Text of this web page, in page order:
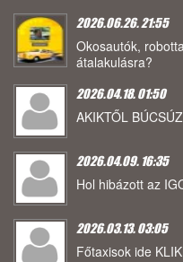
2026.06.26. 21:55
Okosautók,
átalakulásra?
2026.04.18. 01:50
AKIKTŐL
2026.04.09. 16:35
Hol hibázott az
2026.03.13. 03:05
Főtaxisok ide